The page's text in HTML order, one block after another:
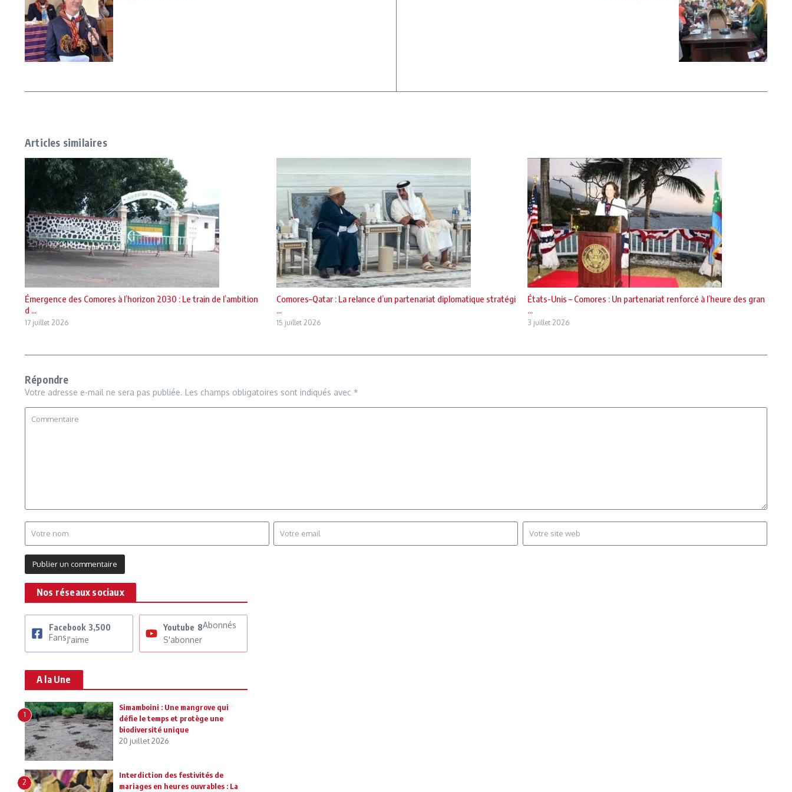
Articles similaires
Émergence des Comores à l’horizon 2030 : Le train de l’ambition
d ...
17 juillet 2026
Comores–Qatar : La relance d’un partenariat diplomatique stratégi
...
15 juillet 2026
États-Unis – Comores : Un partenariat renforcé à l’heure des gran
...
3 juillet 2026
Répondre
Votre adresse e-mail ne sera pas publiée. Les champs obligatoires sont indiqués avec *
Nos réseaux sociaux
Facebook 3,500
FansJ'aime
Youtube 8Abonnés
S'abonner
A la Une
1
Simamboini : Une mangrove qui
défie le temps et protège une
biodiversité unique
20 juillet 2026
2
Interdiction des festivités de
mariages en heures ouvrables : La